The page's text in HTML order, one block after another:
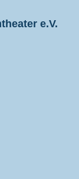
e.V.